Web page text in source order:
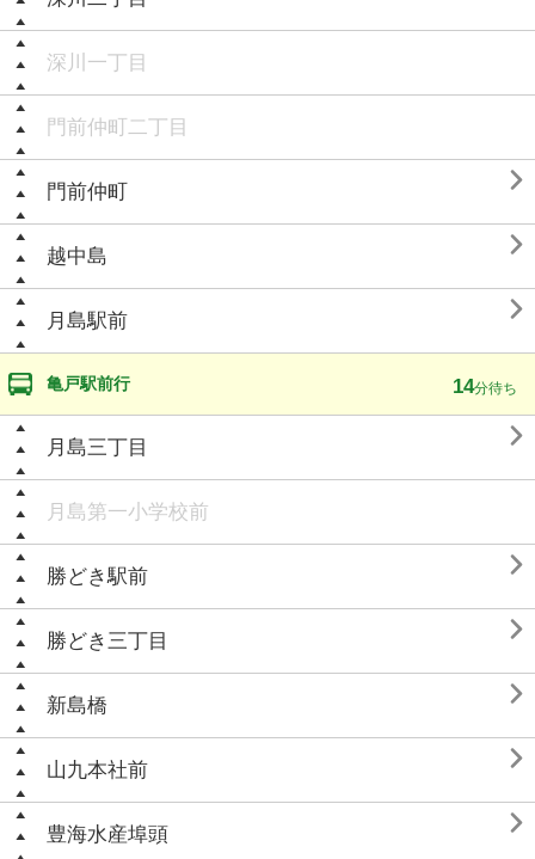
深川一丁目
門前仲町二丁目
門前仲町 
越中島 
月島駅前 
亀戸駅前行 14分待ち
月島三丁目 
月島第一小学校前
勝どき駅前 
勝どき三丁目 
新島橋 
山九本社前 
豊海水産埠頭 